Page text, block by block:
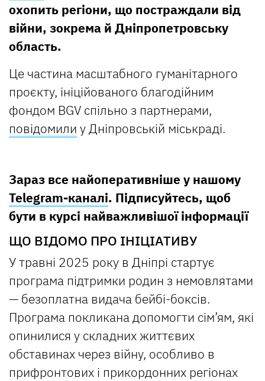
охопить регіони, що постраждали від
війни, зокрема й Дніпропетровську
область.
Це частина масштабного гуманітарного
проєкту, ініційованого благодійним
фондом BGV спільно з партнерами,
повідомили у Дніпровській міськраді.
Зараз все найоперативніше у нашому
Telegram-каналі. Підписуйтесь, щоб
бути в курсі найважливішої інформації
ЩО ВІДОМО ПРО ІНІЦІАТИВУ
У травні 2025 року в Дніпрі стартує
програма підтримки родин з немовлятами
— безоплатна видача бейбі-боксів.
Програма покликана допомогти сім’ям, які
опинилися у складних життєвих
обставинах через війну, особливо в
прифронтових і прикордонних регіонах